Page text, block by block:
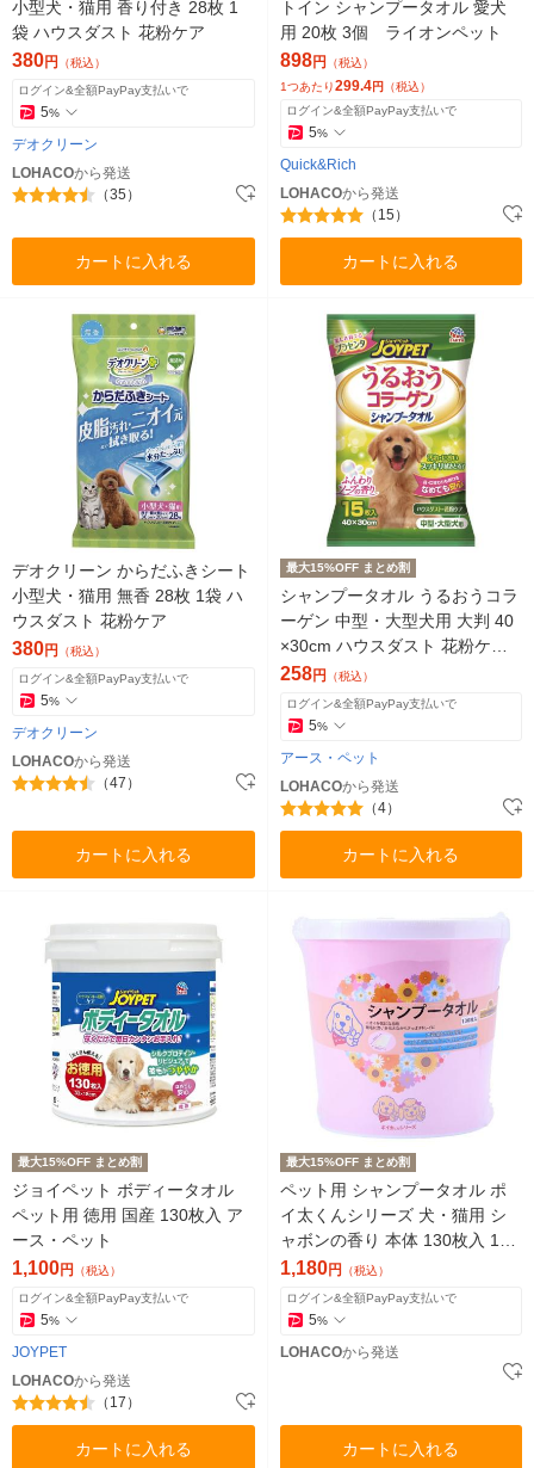
小型犬・猫用 香り付き 28枚 1
袋 ハウスダスト 花粉ケア
380円 （税込）
ログイン&全額PayPay支払いで
5%
デオクリーン
LOHACOから発送
（35）
カートに入れる
トイン シャンプータオル 愛犬
用 20枚 3個 ライオンペット
898円 （税込）
1つあたり299.4円 （税込）
ログイン&全額PayPay支払いで
5%
Quick&Rich
LOHACOから発送
（15）
カートに入れる
デオクリーン からだふきシート
小型犬・猫用 無香 28枚 1袋 ハ
ウスダスト 花粉ケア
380円 （税込）
ログイン&全額PayPay支払いで
5%
デオクリーン
LOHACOから発送
（47）
カートに入れる
最大15%OFF まとめ割
シャンプータオル うるおうコラ
ーゲン 中型・大型犬用 大判 40
×30cm ハウスダスト 花粉ケア
国産 15枚
258円 （税込）
ログイン&全額PayPay支払いで
5%
アース・ペット
LOHACOから発送
（4）
カートに入れる
最大15%OFF まとめ割
ジョイペット ボディータオル
ペット用 徳用 国産 130枚入 ア
ース・ペット
1,100円 （税込）
ログイン&全額PayPay支払いで
5%
JOYPET
LOHACOから発送
（17）
カートに入れる
最大15%OFF まとめ割
ペット用 シャンプータオル ポ
イ太くんシリーズ 犬・猫用 シ
ャボンの香り 本体 130枚入 1個
フェニックス・アインツェル
1,180円 （税込）
ログイン&全額PayPay支払いで
5%
LOHACOから発送
カートに入れる